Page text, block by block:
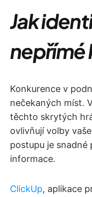
Jak
nepřímé
Konkurence v
nečekaných míst.
těchto skrytých
ovlivňují volby
postupu je snadné
informace.
ClickUp, aplikace